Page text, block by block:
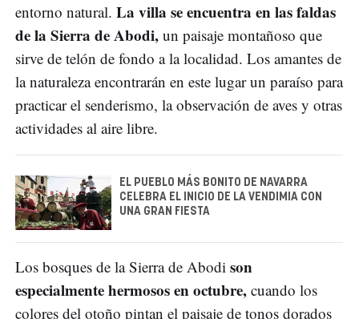
entorno natural. La villa se encuentra en las faldas
de la Sierra de Abodi, un paisaje montañoso que
sirve de telón de fondo a la localidad. Los amantes de
la naturaleza encontrarán en este lugar un paraíso para
practicar el senderismo, la observación de aves y otras
actividades al aire libre.
EL PUEBLO MÁS BONITO DE NAVARRA
CELEBRA EL INICIO DE LA VENDIMIA CON
UNA GRAN FIESTA
Los bosques de la Sierra de Abodi son
especialmente hermosos en octubre, cuando los
colores del otoño pintan el paisaje de tonos dorados